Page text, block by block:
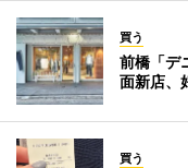
買う
前橋「デ
面新店、
買う